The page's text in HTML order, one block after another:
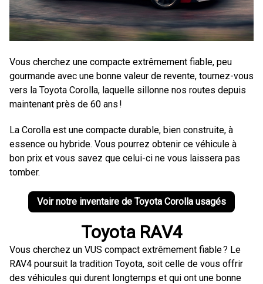
Vous cherchez une compacte extrêmement fiable, peu
gourmande avec une bonne valeur de revente, tournez-vous
vers la Toyota Corolla, laquelle sillonne nos routes depuis
maintenant près de 60 ans !
La Corolla est une compacte durable, bien construite, à
essence ou hybride. Vous pourrez obtenir ce véhicule à
bon prix et vous savez que celui-ci ne vous laissera pas
tomber.
Voir notre inventaire de Toyota Corolla usagés
Toyota RAV4
Vous cherchez un VUS compact extrêmement fiable ? Le
RAV4 poursuit la tradition Toyota, soit celle de vous offrir
des véhicules qui durent longtemps et qui ont une bonne